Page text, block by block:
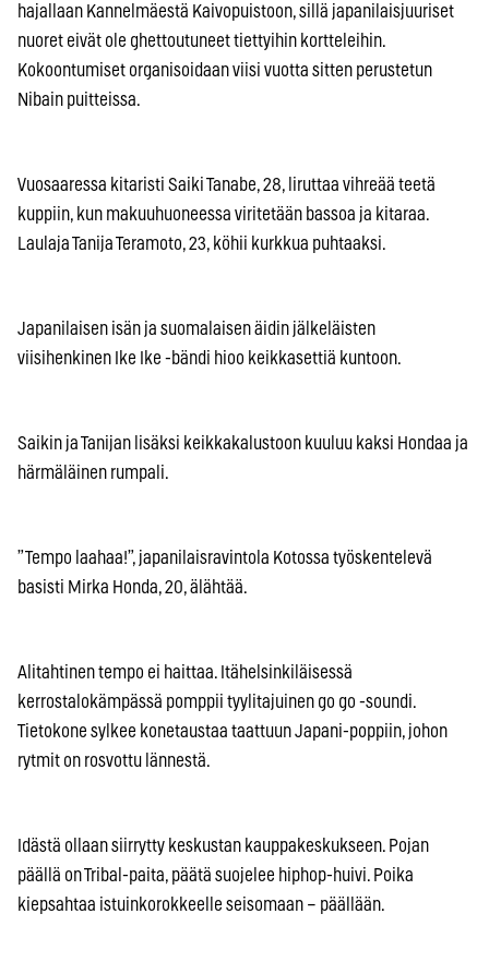
hajallaan Kannelmäestä Kaivopuistoon, sillä japanilaisjuuriset
nuoret eivät ole ghettoutuneet tiettyihin kortteleihin.
Kokoontumiset organisoidaan viisi vuotta sitten perustetun
Nibain puitteissa.
Vuosaaressa kitaristi Saiki Tanabe, 28, liruttaa vihreää teetä
kuppiin, kun makuuhuoneessa viritetään bassoa ja kitaraa.
Laulaja Tanija Teramoto, 23, köhii kurkkua puhtaaksi.
Japanilaisen isän ja suomalaisen äidin jälkeläisten
viisihenkinen Ike Ike -bändi hioo keikkasettiä kuntoon.
Saikin ja Tanijan lisäksi keikkakalustoon kuuluu kaksi Hondaa ja
härmäläinen rumpali.
”Tempo laahaa!”, japanilaisravintola Kotossa työskentelevä
basisti Mirka Honda, 20, älähtää.
Alitahtinen tempo ei haittaa. Itähelsinkiläisessä
kerrostalokämpässä pomppii tyylitajuinen go go -soundi.
Tietokone sylkee konetaustaa taattuun Japani-poppiin, johon
rytmit on rosvottu lännestä.
Idästä ollaan siirrytty keskustan kauppakeskukseen. Pojan
päällä on Tribal-paita, päätä suojelee hiphop-huivi. Poika
kiepsahtaa istuinkorokkeelle seisomaan – päällään.